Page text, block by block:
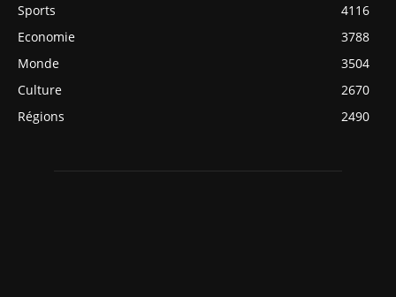
Sports
4116
Economie
3788
Monde
3504
Culture
2670
Régions
2490